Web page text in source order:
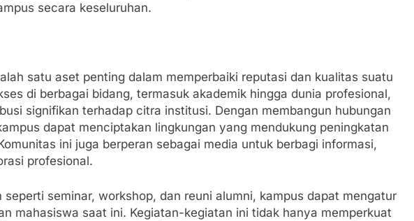
secara keseluruhan.
satu aset penting dalam memperbaiki reputasi dan kualitas suatu
di berbagai bidang, termasuk akademik hingga dunia profesional,
signifikan terhadap citra institusi. Dengan membangun hubungan
dapat menciptakan lingkungan yang mendukung peningkatan
ini juga berperan sebagai media untuk berbagi informasi,
profesional.
seminar, workshop, dan reuni alumni, kampus dapat mengatur
mahasiswa saat ini. Kegiatan-kegiatan ini tidak hanya memperkuat